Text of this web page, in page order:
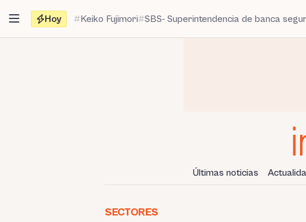
contenido
Hoy Keiko Fujimori SBS- Superintendencia de banca
Últimas noticias
SECTORES